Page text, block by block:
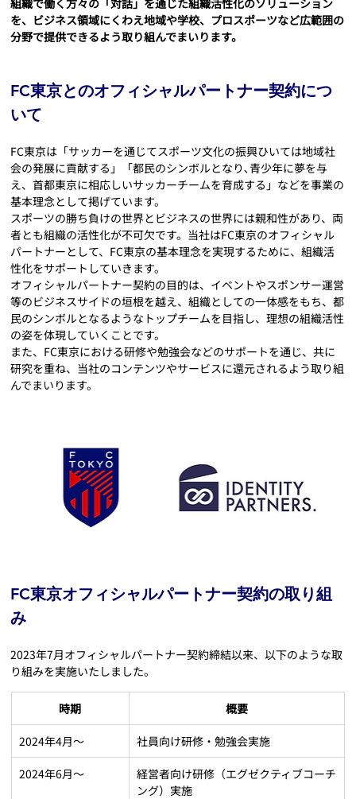
組織で働く方々の「対話」を通じた組織活性化のソリューション
を、ビジネス領域にくわえ地域や学校、プロスポーツなど広範囲の
分野で提供できるよう取り組んでまいります。
FC東京とのオフィシャルパートナー契約につ
いて
FC東京は「サッカーを通じてスポーツ文化の振興ひいては地域社
会の発展に貢献する」「都民のシンボルとなり､青少年に夢を与
え、首都東京に相応しいサッカーチームを育成する」などを事業の
基本理念として掲げています。
スポーツの勝ち負けの世界とビジネスの世界には親和性があり、両
者とも組織の活性化が不可欠です。当社はFC東京のオフィシャル
パートナーとして、FC東京の基本理念を実現するために、組織活
性化をサポートしていきます。
オフィシャルパートナー契約の目的は、イベントやスポンサー運営
等のビジネスサイドの垣根を越え、組織としての一体感をもち、都
民のシンボルとなるようなトップチームを目指し、理想の組織活性
の姿を体現していくことです。
また、FC東京における研修や勉強会などのサポートを通じ、共に
研究を重ね、当社のコンテンツやサービスに還元されるよう取り組
んでまいります。
FC東京オフィシャルパートナー契約の取り組
み
2023年7月オフィシャルパートナー契約締結以来、以下のような取
り組みを実施いたしました。
時期 概要
2024年4月～ 社員向け研修・勉強会実施
2024年6月～
経営者向け研修（エグゼクティブコーチ
ング）実施